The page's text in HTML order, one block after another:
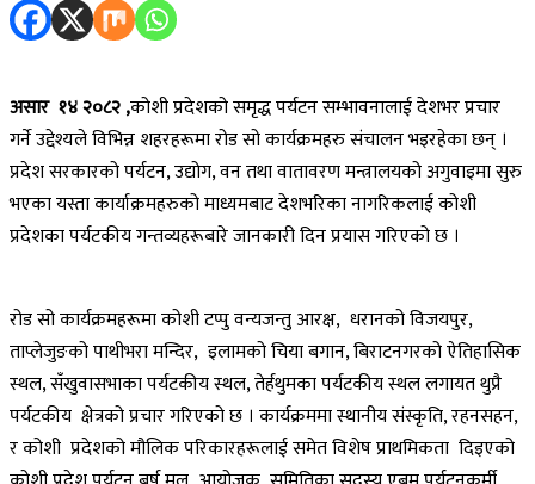
असार १४ २०८२ ,कोशी प्रदेशको समृद्ध पर्यटन सम्भावनालाई देशभर प्रचार
गर्ने उद्देश्यले विभिन्न शहरहरूमा रोड सो कार्यक्रमहरु संचालन भइरहेका छन् ।
प्रदेश सरकारको पर्यटन, उद्योग, वन तथा वातावरण मन्त्रालयको अगुवाइमा सुरु
भएका यस्ता कार्याक्रमहरुको माध्यमबाट देशभरिका नागरिकलाई कोशी
प्रदेशका पर्यटकीय गन्तव्यहरूबारे जानकारी दिन प्रयास गरिएको छ ।
रोड सो कार्यक्रमहरूमा कोशी टप्पु वन्यजन्तु आरक्ष, धरानको विजयपुर,
ताप्लेजुङको पाथीभरा मन्दिर, इलामको चिया बगान, बिराटनगरको ऐतिहासिक
स्थल, सँखुवासभाका पर्यटकीय स्थल, तेर्हथुमका पर्यटकीय स्थल लगायत थुप्रै
पर्यटकीय क्षेत्रको प्रचार गरिएको छ । कार्यक्रममा स्थानीय संस्कृति, रहनसहन,
र कोशी प्रदेशको मौलिक परिकारहरूलाई समेत विशेष प्राथमिकता दिइएको